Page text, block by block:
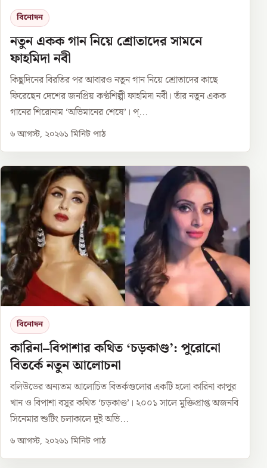
বিনোদন
নতুন একক গান নিয়ে শ্রোতাদের সামনে
ফাহমিদা নবী
কিছুদিনের বিরতির পর আবারও নতুন গান নিয়ে শ্রোতাদের কাছে
ফিরেছেন দেশের জনপ্রিয় কণ্ঠশিল্পী ফাহমিদা নবী। তাঁর নতুন একক
গানের শিরোনাম ‘অভিমানের শেষে’। প্...
৬ আগস্ট, ২০২৬১ মিনিট পাঠ
বিনোদন
কারিনা–বিপাশার কথিত ‘চড়কাণ্ড’: পুরোনো
বিতর্কে নতুন আলোচনা
বলিউডের অন্যতম আলোচিত বিতর্কগুলোর একটি হলো কারিনা কাপুর
খান ও বিপাশা বসুর কথিত ‘চড়কাণ্ড’। ২০০১ সালে মুক্তিপ্রাপ্ত অজনবি
সিনেমার শুটিং চলাকালে দুই অভি...
৬ আগস্ট, ২০২৬১ মিনিট পাঠ